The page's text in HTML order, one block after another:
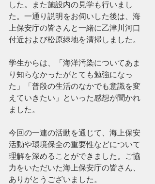
した。また施設内の見学も行いまし
た。一通り説明をお伺いした後は、海
上保安庁の皆さんと一緒に乙津川河口
付近および松原緑地を清掃しました。
学生からは、「海洋汚染についてあま
り知らなかったがとても勉強になっ
た」「普段の生活のなかでも意識を変
えていきたい」といった感想が聞かれ
ました。
今回の一連の活動を通じて、海上保安
活動や環境保全の重要性などについて
理解を深めることができました。ご協
力をいただいた海上保安庁の皆さん、
ありがとうございました。